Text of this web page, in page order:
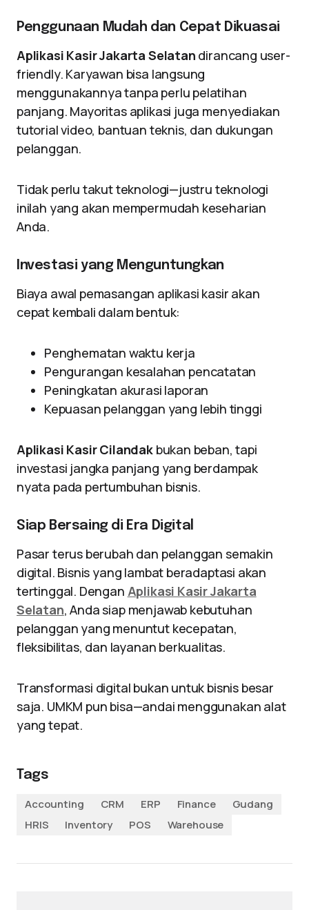
Penggunaan Mudah dan Cepat Dikuasai
Aplikasi Kasir Jakarta Selatan dirancang user-
friendly. Karyawan bisa langsung
menggunakannya tanpa perlu pelatihan
panjang. Mayoritas aplikasi juga menyediakan
tutorial video, bantuan teknis, dan dukungan
pelanggan.
Tidak perlu takut teknologi—justru teknologi
inilah yang akan mempermudah keseharian
Anda.
Investasi yang Menguntungkan
Biaya awal pemasangan aplikasi kasir akan
cepat kembali dalam bentuk:
Penghematan waktu kerja
Pengurangan kesalahan pencatatan
Peningkatan akurasi laporan
Kepuasan pelanggan yang lebih tinggi
Aplikasi Kasir Cilandakbukan beban, tapi
investasi jangka panjang yang berdampak
nyata pada pertumbuhan bisnis.
Siap Bersaing di Era Digital
Pasar terus berubah dan pelanggan semakin
digital. Bisnis yang lambat beradaptasi akan
tertinggal. Dengan Aplikasi Kasir Jakarta
Selatan, Anda siap menjawab kebutuhan
pelanggan yang menuntut kecepatan,
fleksibilitas, dan layanan berkualitas.
Transformasi digital bukan untuk bisnis besar
saja. UMKM pun bisa—andai menggunakan alat
yang tepat.
Tags
Accounting
CRM ERP Finance
Gudang
HRIS
Inventory POS Warehouse